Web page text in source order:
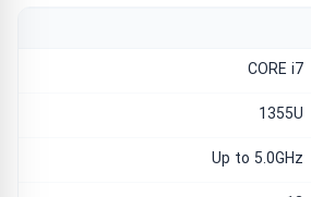
CORE i7
1355U
Up to 5.0GHz